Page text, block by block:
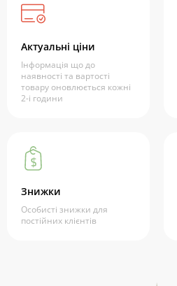
Актуальні ціни
Інформація що до
наявності та вартості
товару оновлюється кожні
2-і години
Знижки
Особисті знижки для
постійних клієнтів